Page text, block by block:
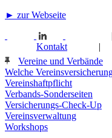
► zur Webseite
Kontakt
Vereine und Verbände
Welche
Vereinshaftpflicht
Verbands-Sonderseiten
Versicherungs-Check-Up
Vereinsverwaltung
Workshops